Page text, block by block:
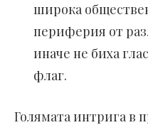
широка
периферия от
иначе не биха
флаг.
Голямата интрига в